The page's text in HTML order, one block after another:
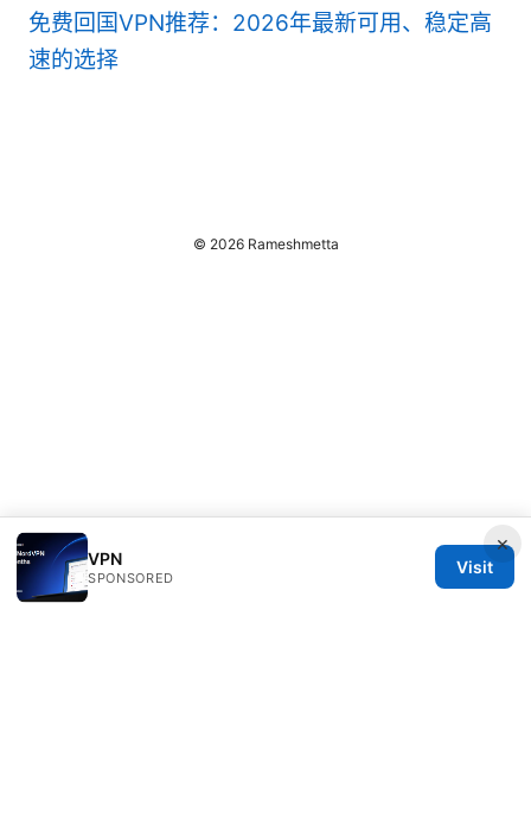
免费回国VPN推荐：2026年最新可用、稳定高
速的选择
×
VPN
SPONSORED
Visit
© 2026 Rameshmetta